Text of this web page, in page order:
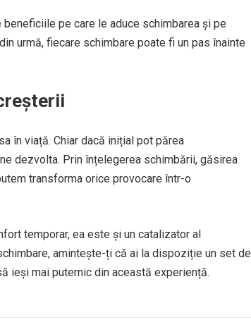
pe care le aduce schimbarea și pe
urmă, fiecare schimbare poate fi un pas înainte
în viață. Chiar dacă inițial pot părea
dezvolta. Prin înțelegerea schimbării, găsirea
transforma orice provocare într-o
temporar, ea este și un catalizator al
amintește-ți că ai la dispoziție un set de
ieși mai puternic din această experiență.